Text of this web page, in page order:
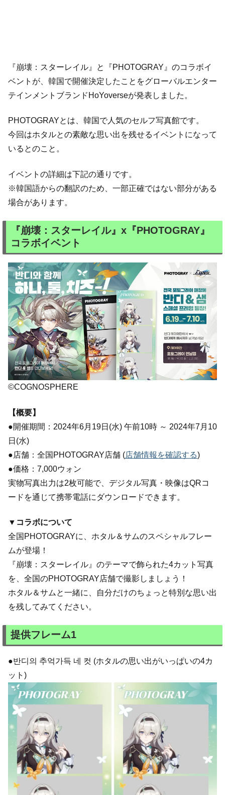
『崩壊：スターレイル』と『PHOTOGRAY』のコラボイ
ベントが、韓国で開催決定したことをグローバルエンター
テインメントブランドHoYoverseが発表しました。
PHOTOGRAYとは、韓国で人気のセルフ写真館です。
今回はホタルとの素敵な思い出を残せるイベントになって
いるとのこと。
イベントの詳細は下記の通りです。
※韓国語からの翻訳のため、一部正確ではない部分がある
場合があります。
『崩壊：スターレイル』x『PHOTOGRAY』
コラボイベント
©COGNOSPHERE
【概要】
●開催期間：2024年6月19日(水) 午前10時 ～ 2024年7月10
日(水)
●店舗：全国PHOTOGRAY店舗 (店舗情報を確認する)
●価格：7,000ウォン
実物写真出力は2枚可能で、デジタル写真・映像はQRコ
ードを通じて携帯電話にダウンロードできます。
▼コラボについて
全国PHOTOGRAYに、ホタル＆サムのスペシャルフレー
ムが登場！
『崩壊：スターレイル』のテーマで飾られた4カット写真
を、全国のPHOTOGRAY店舗で撮影しましょう！
ホタル＆サムと一緒に、自分だけのちょっと特別な思い出
を残してみてください。
提供フレーム1
●반디의 추억가득 네 컷 (ホタルの思い出がいっぱいの4カ
ット)